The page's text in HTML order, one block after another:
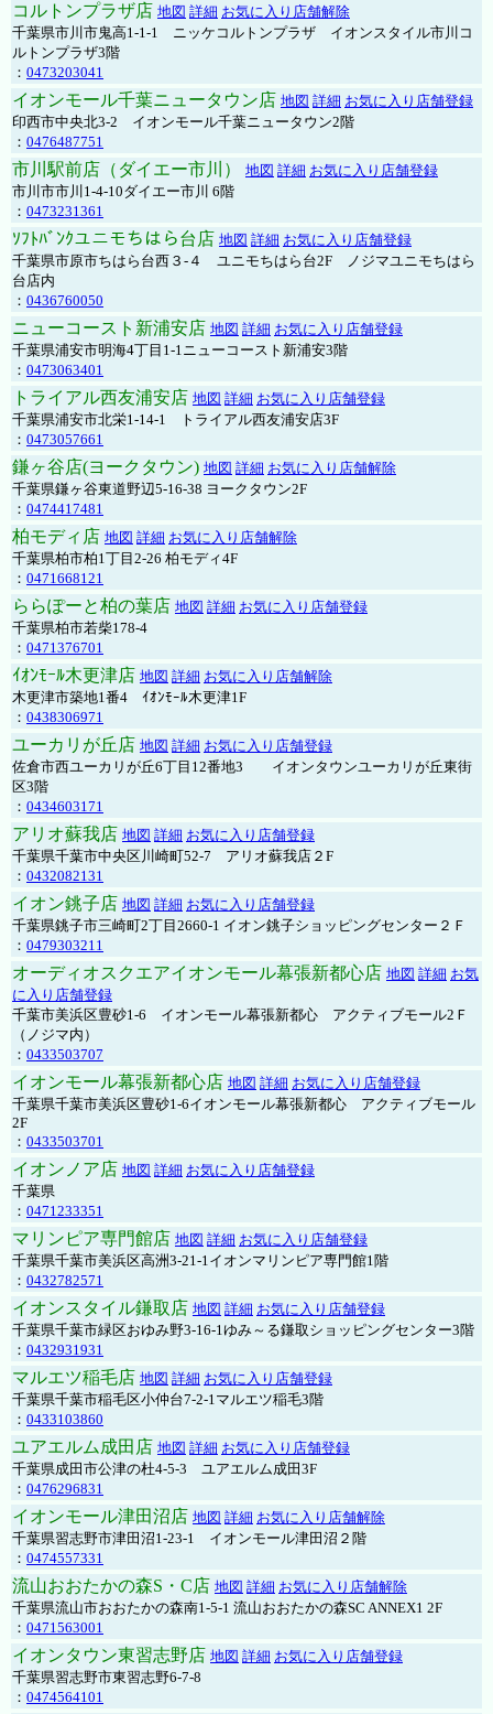
コルトンプラザ店 地図 詳細 お気に入り店舗解除
千葉県市川市鬼高1-1-1 ニッケコルトンプラザ イオンスタイル市川コ
ルトンプラザ3階
： 0473203041
イオンモール千葉ニュータウン店 地図 詳細 お気に入り店舗登録
印西市中央北3-2 イオンモール千葉ニュータウン2階
： 0476487751
市川駅前店（ダイエー市川） 地図 詳細 お気に入り店舗登録
市川市市川1-4-10ダイエー市川 6階
： 0473231361
ｿﾌﾄﾊﾞﾝｸユニモちはら台店 地図 詳細 お気に入り店舗登録
千葉県市原市ちはら台西３-４ ユニモちはら台2F ノジマユニモちはら
台店内
： 0436760050
ニューコースト新浦安店 地図 詳細 お気に入り店舗登録
千葉県浦安市明海4丁目1-1ニューコースト新浦安3階
： 0473063401
トライアル西友浦安店 地図 詳細 お気に入り店舗登録
千葉県浦安市北栄1-14-1 トライアル西友浦安店3F
： 0473057661
鎌ヶ谷店(ヨークタウン) 地図 詳細 お気に入り店舗解除
千葉県鎌ヶ谷東道野辺5-16-38 ヨークタウン2F
： 0474417481
柏モディ店 地図 詳細 お気に入り店舗解除
千葉県柏市柏1丁目2-26 柏モディ4F
： 0471668121
ららぽーと柏の葉店 地図 詳細 お気に入り店舗登録
千葉県柏市若柴178-4
： 0471376701
ｲｵﾝﾓｰﾙ木更津店 地図 詳細 お気に入り店舗解除
木更津市築地1番4 ｲｵﾝﾓｰﾙ木更津1F
： 0438306971
ユーカリが丘店 地図 詳細 お気に入り店舗登録
佐倉市西ユーカリが丘6丁目12番地3 イオンタウンユーカリが丘東街
区3階
： 0434603171
アリオ蘇我店 地図 詳細 お気に入り店舗登録
千葉県千葉市中央区川崎町52-7 アリオ蘇我店２F
： 0432082131
イオン銚子店 地図 詳細 お気に入り店舗登録
千葉県銚子市三崎町2丁目2660-1 イオン銚子ショッピングセンター２Ｆ
： 0479303211
オーディオスクエアイオンモール幕張新都心店 地図 詳細 お気
に入り店舗登録
千葉市美浜区豊砂1-6 イオンモール幕張新都心 アクティブモール2Ｆ
（ノジマ内）
： 0433503707
イオンモール幕張新都心店 地図 詳細 お気に入り店舗登録
千葉県千葉市美浜区豊砂1-6イオンモール幕張新都心 アクティブモール
2F
： 0433503701
イオンノア店 地図 詳細 お気に入り店舗登録
千葉県
： 0471233351
マリンピア専門館店 地図 詳細 お気に入り店舗登録
千葉県千葉市美浜区高洲3-21-1イオンマリンピア専門館1階
： 0432782571
イオンスタイル鎌取店 地図 詳細 お気に入り店舗登録
千葉県千葉市緑区おゆみ野3-16-1ゆみ～る鎌取ショッピングセンター3階
： 0432931931
マルエツ稲毛店 地図 詳細 お気に入り店舗登録
千葉県千葉市稲毛区小仲台7-2-1マルエツ稲毛3階
： 0433103860
ユアエルム成田店 地図 詳細 お気に入り店舗登録
千葉県成田市公津の杜4-5-3 ユアエルム成田3F
： 0476296831
イオンモール津田沼店 地図 詳細 お気に入り店舗解除
千葉県習志野市津田沼1-23-1 イオンモール津田沼２階
： 0474557331
流山おおたかの森S・C店 地図 詳細 お気に入り店舗解除
千葉県流山市おおたかの森南1-5-1 流山おおたかの森SC ANNEX1 2F
： 0471563001
イオンタウン東習志野店 地図 詳細 お気に入り店舗登録
千葉県習志野市東習志野6-7-8
： 0474564101